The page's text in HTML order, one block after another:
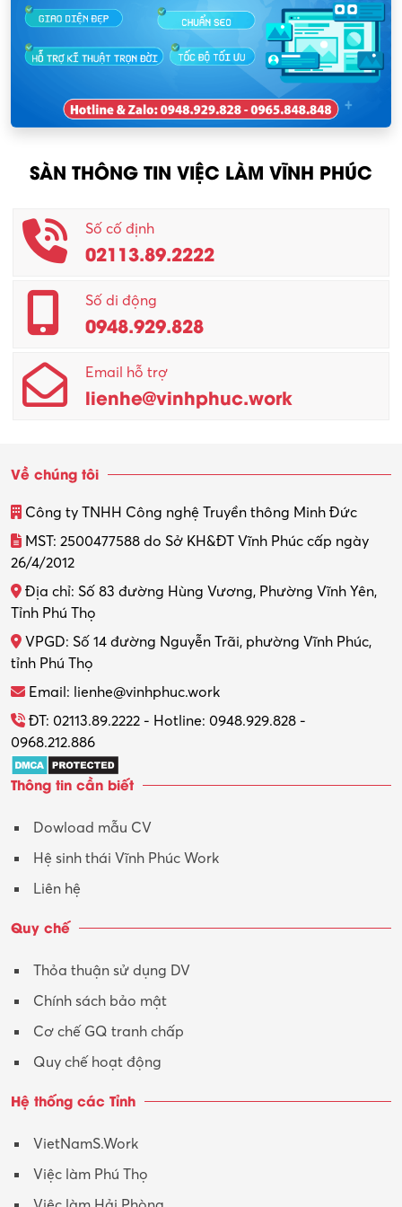
Nhân sự
Nhân viên kinh doanh
Nhân viên thu mua
Nhân viên CSKH
Phục vụ khác
Promotion Girl (PG)
Quản lý – Giám đốc
Quản lý chất lượng – QC
Quản lý sản xuất
Quản trị kinh doanh
Thiết kế nội thất
Thợ máy – Ô tô – Xe máy
Thực tập
Tổ chức sự kiện – Quà tặng
Trợ lý
Tư vấn
Tư vấn – Kiến trúc
Y tế-Dược
KCN Lập Thạch I
KCN Sông Lô I
KCN Tam Dương
SÀN THÔNG TIN VIỆC LÀM VĨNH PHÚC
Số cố định
02113.89.2222
Số di động
0948.929.828
Email hỗ trợ
lienhe@vinhphuc.work
Về chúng tôi
Công ty TNHH Công nghệ Truyền thông Minh Đức
MST: 2500477588 do Sở KH&ĐT Vĩnh Phúc cấp ngày
26/4/2012
Địa chỉ: Số 83 đường Hùng Vương, Phường Vĩnh Yên,
Tỉnh Phú Thọ
VPGD: Số 14 đường Nguyễn Trãi, phường Vĩnh Phúc,
tỉnh Phú Thọ
Email: lienhe@vinhphuc.work
ĐT: 02113.89.2222 - Hotline: 0948.929.828 -
0968.212.886
Thông tin cần biết
Dowload mẫu CV
Hệ sinh thái Vĩnh Phúc Work
Liên hệ
Quy chế
Thỏa thuận sử dụng DV
Chính sách bảo mật
Cơ chế GQ tranh chấp
Quy chế hoạt động
Hệ thống các Tỉnh
VietNamS.Work
Việc làm Phú Thọ